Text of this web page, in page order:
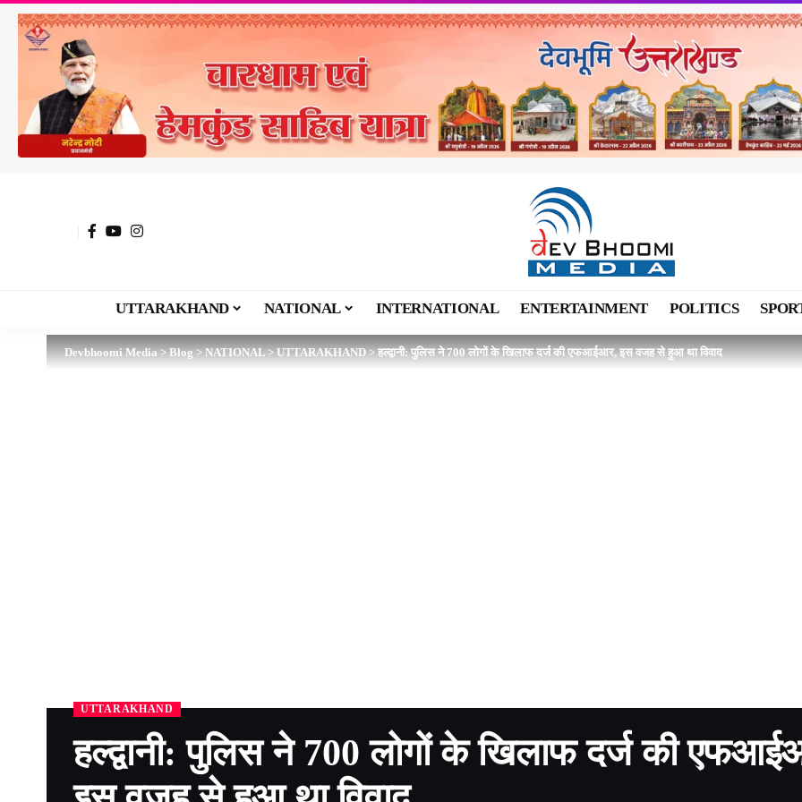
UTTARAKHAND NATIONAL INTERNATIONAL ENTERTAINMENT POLITICS
Devbhoomi Media>Blog>NATIONAL>UTTARAKHAND>हल्द्वानी: पुलिस ने 700 लोगों के खिलाफ दर्ज की एफआईआर, इस वजह से हुआ था विवाद
UTTARAKHAND
हल्द्वानी: पुलिस ने 700 लोगों के खिलाफ दर्ज की